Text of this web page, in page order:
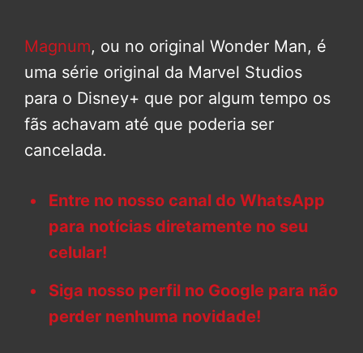
Magnum, ou no original Wonder Man, é
uma série original da Marvel Studios
para o Disney+ que por algum tempo os
fãs achavam até que poderia ser
cancelada.
Entre no nosso canal do WhatsApp
para notícias diretamente no seu
celular!
Siga nosso perfil no Google para não
perder nenhuma novidade!